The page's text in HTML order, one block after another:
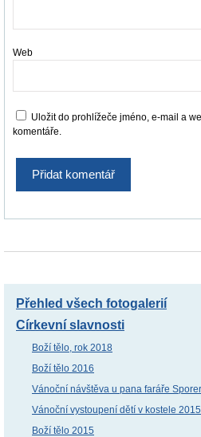
Web
Uložit do prohlížeče jméno, e-mail a
komentáře.
Přehled všech fotogalerií
Církevní slavnosti
Boží tělo, rok 2018
Boží tělo 2016
Vánoční návštěva u pana faráře
Vánoční vystoupení dětí v kostele 2015
Boží tělo 2015